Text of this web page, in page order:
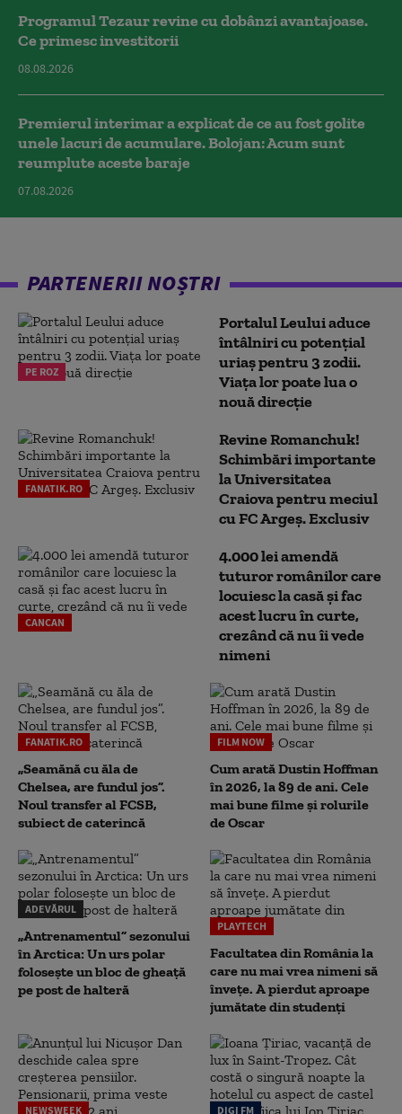
Programul Tezaur revine cu dobânzi avantajoase.
Ce primesc investitorii
08.08.2026
Premierul interimar a explicat de ce au fost golite
unele lacuri de acumulare. Bolojan: Acum sunt
reumplute aceste baraje
07.08.2026
PARTENERII NOȘTRI
PE ROZ
Portalul Leului aduce
întâlniri cu potențial
uriaș pentru 3 zodii.
Viața lor poate lua o
nouă direcție
FANATIK.RO
Revine Romanchuk!
Schimbări importante
la Universitatea
Craiova pentru meciul
cu FC Argeş. Exclusiv
CANCAN
4.000 lei amendă
tuturor românilor care
locuiesc la casă și fac
acest lucru în curte,
crezând că nu îi vede
nimeni
FANATIK.RO
„Seamănă cu ăla de
Chelsea, are fundul jos”.
Noul transfer al FCSB,
subiect de caterincă
FILM NOW
Cum arată Dustin Hoffman
în 2026, la 89 de ani. Cele
mai bune filme și rolurile
de Oscar
ADEVĂRUL
„Antrenamentul” sezonului
în Arctica: Un urs polar
folosește un bloc de gheață
pe post de halteră
PLAYTECH
Facultatea din România la
care nu mai vrea nimeni să
înveţe. A pierdut aproape
jumătate din studenţi
NEWSWEEK DIGI FM